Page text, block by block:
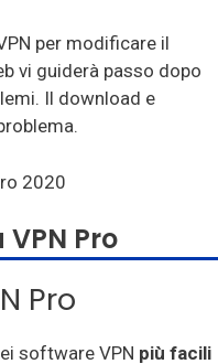
per modificare il
vi guiderà passo dopo
Il download e
Pro
Pro
software VPN più facili